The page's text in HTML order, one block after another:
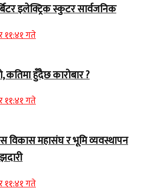
इलेक्ट्रिक स्कुटर सार्वजनिक
११:४१ गते
हुँदैछ कारोबार ?
११:४१ गते
विकास महासंघ र भूमि व्यवस्थापन
११:४१ गते